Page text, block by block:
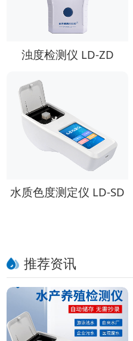
浊度检测仪 LD-ZD
水质色度测定仪 LD-SD
推荐资讯